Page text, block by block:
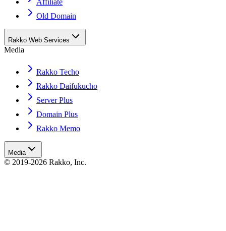
Old Domain
Rakko Web Services
Media
Rakko Techo
Rakko Daifukucho
Server Plus
Domain Plus
Rakko Memo
Media
© 2019-2026 Rakko, Inc.